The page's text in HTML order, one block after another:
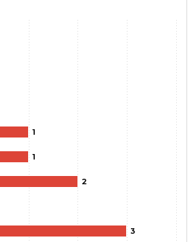
1
1
2
3